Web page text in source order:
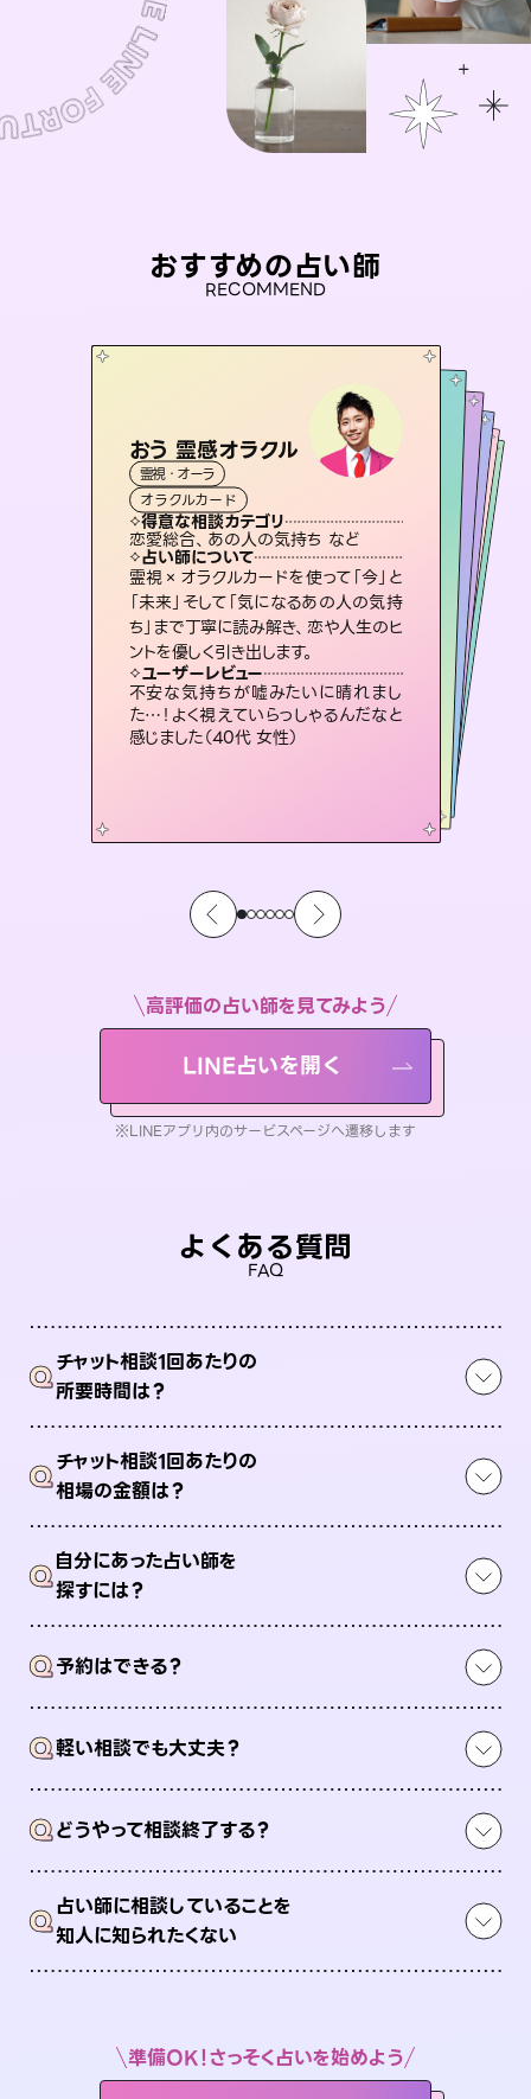
おすすめの占い師
RECOMMEND
おう 霊感オラクル
霊視・オーラ
オラクルカード
得意な相談カテゴリ
恋愛総合、あの人の気持ち など
占い師について
霊視×オラクルカードを使って「今」と
「未来」そして「気になるあの人の気持
ち」まで丁寧に読み解き、恋や人生のヒ
ントを優しく引き出します。
ユーザーレビュー
不安な気持ちが嘘みたいに晴れまし
た…！よく視えていらっしゃるんだなと
感じました（40代 女性）
彗望（すいぼう）
霊視・オーラ
スピリチュアル・リーディング
得意な相談カテゴリ
片想い、あの人の気持ち、復縁 など
占い師について
3,700年以上の歴史を持つ東洋最古の
占術「易占」で詳細まで占い、幸せへ向
かう道筋を示します。厳しい結果にも具
体的な対策をお伝えします。
ユーザーレビュー
複雑な背景もしっかり聞いて鑑定して
いただけました。気持ちが楽になりまし
た（50代 女性）
アイリス -iris-
西洋占星術
ルーン
得意な相談カテゴリ
恋愛総合、片想い、二人の未来 など
占い師について
復縁、恋愛、不倫の行方、同性愛や片
思い、仕事関係や借金問題まで知りた
いことや心の負担になっていることを
紐解き、背中をそっと押して導きます。
ユーザーレビュー
安心感のあり、言い切ってくれる所や濁
さない鑑定のおかげで、毎回自分の気
持ちを整えられます（30代 男性）
未来視師＊花
霊視・オーラ
スピリチュアル・リーディング
得意な相談カテゴリ
出逢い、片想い、復縁 など
占い師について
未来には何パターンもの選択肢があります。不安で視えにくくなっているあなたの素敵な未来を見つけ、その未来を選択できるようアドバイスします。
ユーザーレビュー
職場の人の性質や人間関係、本心など
本当によく視えていてびっくり。対策が
打てて前向きになれます（40代）
スピリチュアル・リーディング
得意な相談カテゴリ
片想い、あの人の気持ち、復縁 など
占い師について
恋愛のお悩みの中でも特に「曖昧な関
係」の相談を得意としており、友達以上
恋人未満なお相手との今後や本音を丁
寧に読み解き恋愛成就へと導きます。
ユーザーレビュー
鑑定していただいてアドバイス通りに行
動すると仲が復活してきました。ありが
とうございました（40代 女性）
霊視・オーラ タロット
スピリチュアル・リーディング
得意な相談カテゴリ
片想い、二人の未来、年の差 など
占い師について
連絡再開、復縁、成就などの報告実績
多数。セラピストとして2万超の施術経
験があるからこそできる鑑定で、より良
い未来をサポートします。
ユーザーレビュー
とても心温まる鑑定でした。しかもこち
らは何も言っていないのに視えていらっ
しゃるんだなと驚きです（30代女性）
高評価の占い師を見てみよう
LINE占いを開く
※LINEアプリ内のサービスページへ遷移します
よくある質問
FAQ
Qチャット相談1回あたりの
所要時間は？
Qチャット相談1回あたりの
相場の金額は？
Q自分にあった占い師を
探すには？
Q予約はできる？
Q軽い相談でも大丈夫？
Qどうやって相談終了する？
Q占い師に相談していることを
知人に知られたくない
準備OK！さっそく占いを始めよう